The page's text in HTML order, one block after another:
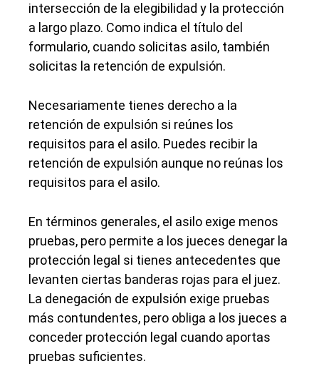
intersección de la elegibilidad y la protección
a largo plazo. Como indica el título del
formulario, cuando solicitas asilo, también
solicitas la retención de expulsión.
Necesariamente tienes derecho a la
retención de expulsión si reúnes los
requisitos para el asilo. Puedes recibir la
retención de expulsión aunque no reúnas los
requisitos para el asilo.
En términos generales, el asilo exige menos
pruebas, pero permite a los jueces denegar la
protección legal si tienes antecedentes que
levanten ciertas banderas rojas para el juez.
La denegación de expulsión exige pruebas
más contundentes, pero obliga a los jueces a
conceder protección legal cuando aportas
pruebas suficientes.